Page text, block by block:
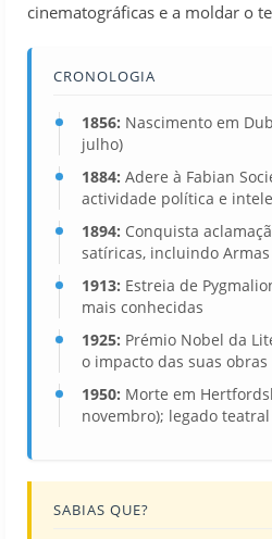
cinematográficas e a moldar o
CRONOLOGIA
1856: Nascimento em
julho)
1884: Adere à Fabian
actividade política e
1894: Conquista
satíricas, incluindo
1913: Estreia de
mais conhecidas
1925: Prémio Nobel da
o impacto das suas obras
1950: Morte em
novembro); legado
SABIAS QUE?